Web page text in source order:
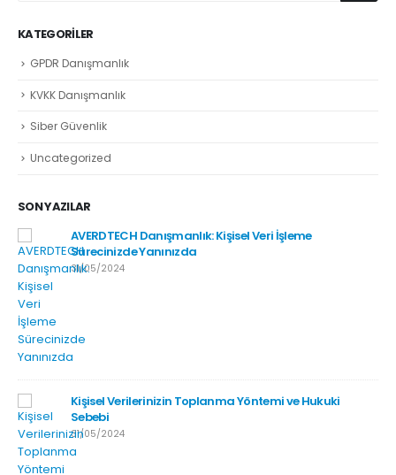
KATEGORILER
GPDR Danışmanlık
KVKK Danışmanlık
Siber Güvenlik
Uncategorized
SON YAZILAR
AVERDTECH Danışmanlık: Kişisel Veri İşleme
Sürecinizde Yanınızda
31/05/2024
Kişisel Verilerinizin Toplanma Yöntemi ve Hukuki
Sebebi
31/05/2024